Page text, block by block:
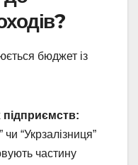
бюджет із
“Укрзалізниця”
частину